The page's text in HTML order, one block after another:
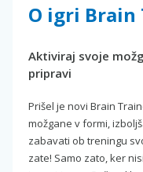
O igri Brain
Aktiviraj svoje
pripravi
Prišel je novi Brain
možgane v formi,
zabavati ob treningu
zate! Samo zato, ker